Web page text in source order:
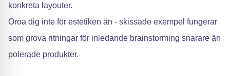
konkreta layouter.
Oroa dig inte för estetiken än - skissade exempel fungerar
som grova ritningar för inledande brainstorming snarare än
polerade produkter.